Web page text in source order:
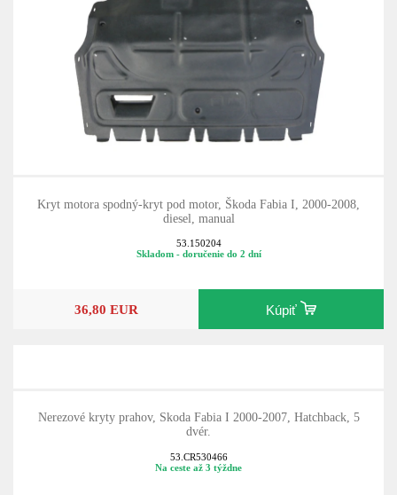
Kryt motora spodný-kryt pod motor, Škoda Fabia I, 2000-2008,
diesel, manual
53.150204
Skladom - doručenie do 2 dní
36,80 EUR Kúpiť
Nerezové kryty prahov, Skoda Fabia I 2000-2007, Hatchback, 5
dvér.
53.CR530466
Na ceste až 3 týždne